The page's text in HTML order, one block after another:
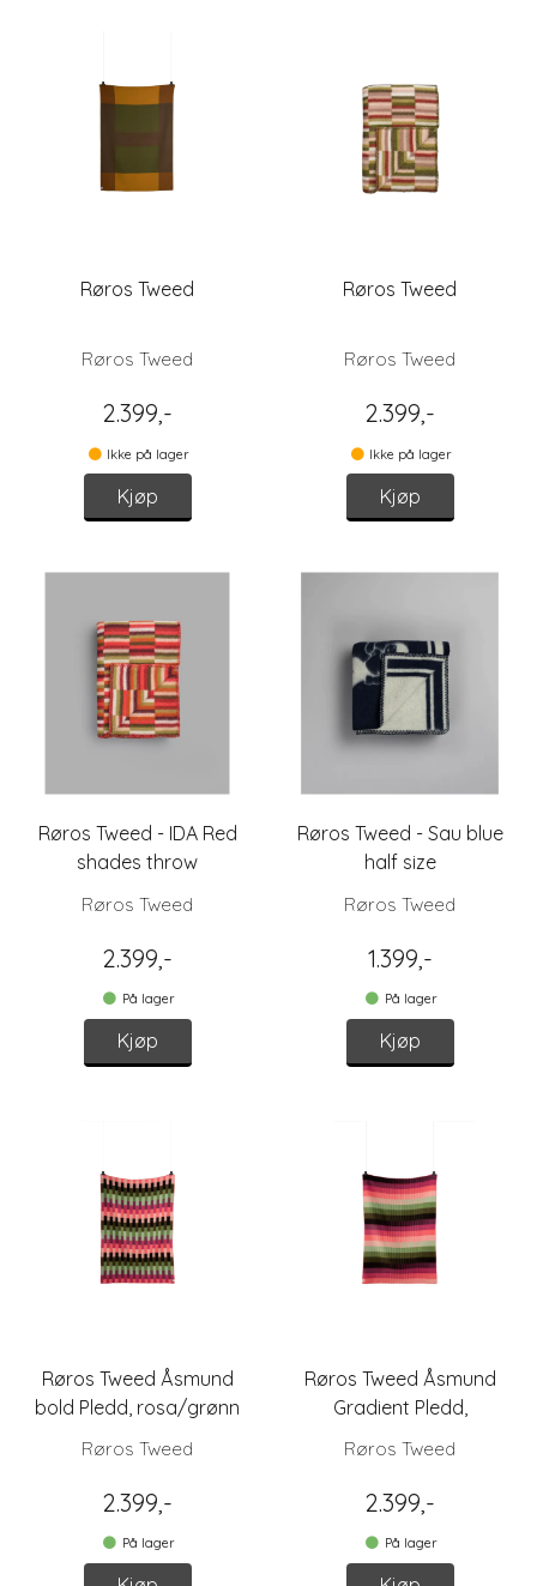
Røros Tweed
Røros Tweed
2.399,-
Ikke på lager
Kjøp
Røros Tweed
Røros Tweed
2.399,-
Ikke på lager
Kjøp
Røros Tweed - IDA Red
shades throw
Røros Tweed
2.399,-
På lager
Kjøp
Røros Tweed - Sau blue
half size
Røros Tweed
1.399,-
På lager
Kjøp
Røros Tweed Åsmund
bold Pledd, rosa/grønn
Røros Tweed
2.399,-
På lager
Røros Tweed Åsmund
Gradient Pledd,
Røros Tweed
2.399,-
På lager